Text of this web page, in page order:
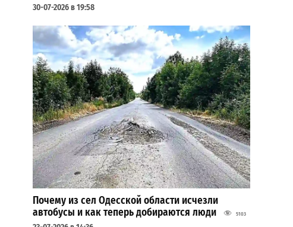
30-07-2026 в 19:58
Почему из сел Одесской области исчезли
автобусы и как теперь добираются люди
5103